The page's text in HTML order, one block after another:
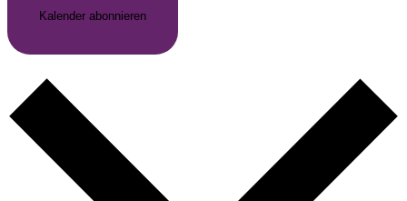
Kalender abonnieren